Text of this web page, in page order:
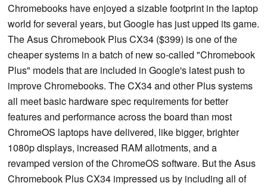
Chromebooks have enjoyed a sizable footprint in the laptop
world for several years, but Google has just upped its game.
The Asus Chromebook Plus CX34 ($399) is one of the
cheaper systems in a batch of new so-called "Chromebook
Plus" models that are included in Google's latest push to
improve Chromebooks. The CX34 and other Plus systems
all meet basic hardware spec requirements for better
features and performance across the board than most
ChromeOS laptops have delivered, like bigger, brighter
1080p displays, increased RAM allotments, and a
revamped version of the ChromeOS software. But the Asus
Chromebook Plus CX34 impressed us by including all of